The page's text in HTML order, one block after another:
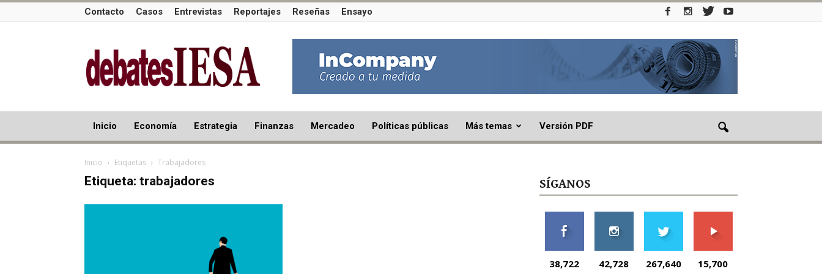
Contacto Casos Entrevistas Reportajes Reseñas Ensayo
Inicio Economía Estrategia Finanzas Mercadeo Políticas públicas Más temas Versión PDF
Inicio Etiquetas Trabajadores
Etiqueta: trabajadores SÍGANOS
38,722 42,728 267,640 15,700